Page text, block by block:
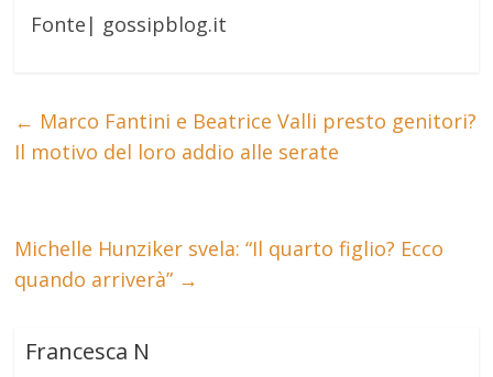
Fonte| gossipblog.it
← Marco Fantini e Beatrice Valli presto genitori?
Il motivo del loro addio alle serate
Michelle Hunziker svela: “Il quarto figlio? Ecco
quando arriverà” →
Francesca N